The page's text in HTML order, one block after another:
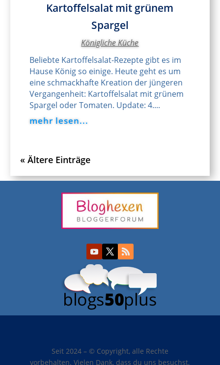
Kartoffelsalat mit grünem
Spargel
Königliche Küche
Beliebte Kartoffelsalat-Rezepte gibt es im
Hause König so einige. Heute geht es um
eine schmackhafte Kreation der jüngeren
Vergangenheit: Kartoffelsalat mit grünem
Spargel oder Tomaten. Update: 4....
mehr lesen...
« Ältere Einträge
Seit 2024 – © Copyright, alle Rechte
vorbehalten. Vielen Dank, dass du uns besuchst,